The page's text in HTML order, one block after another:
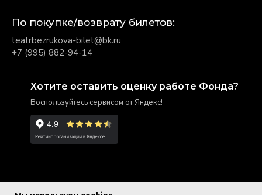
По покупке/возврату билетов:
teatrbezrukova-bilet@bk.ru
+7 (995) 882-94-14
Хотите оставить оценку работе Фонда?
Воспользуйтесь сервисом от Яндекс!